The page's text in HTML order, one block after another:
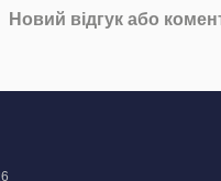
Новий відгук або